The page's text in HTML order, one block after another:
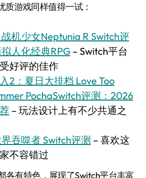
质游戏同样值得一试：
机少女Neptunia R Switch评
人化经典RPG– Switch平台
好评的佳作
2：夏日大排档 Love Too
PochaSwitch评测：2026
– 玩法设计上有不少共通之
吞噬者 Switch评测 – 喜欢这
不容错过
各有特色，展现了Switch平台丰富